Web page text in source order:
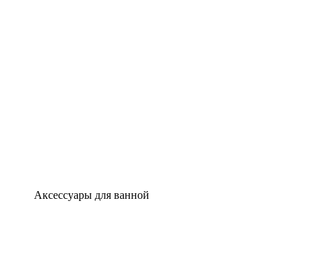
Аксессуары для ванной